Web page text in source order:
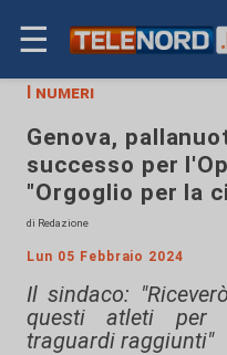
☰
I numeri
Genova,
successo per
"Orgoglio per la
di Redazione
Lun 05 Febbraio 2024
Il sindaco:
questi atleti per
traguardi raggiunti"